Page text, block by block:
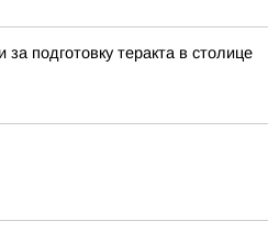
подготовку теракта в столице